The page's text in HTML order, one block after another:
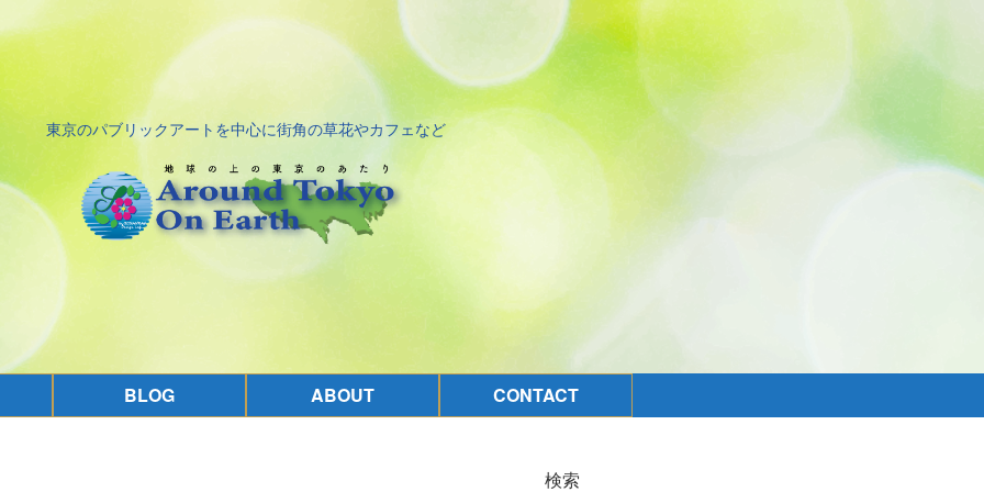
東京のパブリックアートを中心に街角の草花やカフェなど
BLOG ABOUT CONTACT
検索